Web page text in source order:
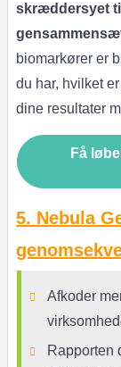
skræddersyet
biomarkører er
du har, hvilket
dine resultater
Få
5. Nebula
Afkoder
Rapporten